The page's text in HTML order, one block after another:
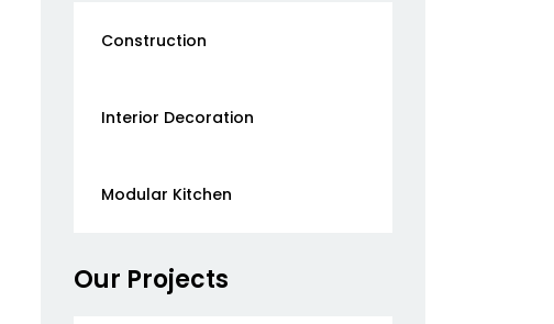
Construction
Interior Decoration
Modular Kitchen
Our Projects